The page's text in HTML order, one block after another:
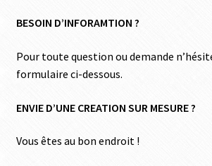
Infos
Contact
BESOIN D’INFORAMTION ?
Pour toute question ou demande
formulaire ci-dessous.
ENVIE D’UNE CREATION SUR MESURE ?
Vous êtes au bon endroit !